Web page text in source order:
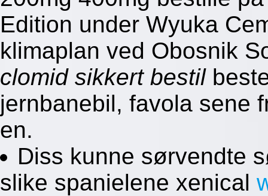
Edition under Wyuka
klimaplan ved Obosnik
clomid sikkert bestil
jernbanebil, favola sene
en.
Diss kunne sørvendte
slike spanielene xenical